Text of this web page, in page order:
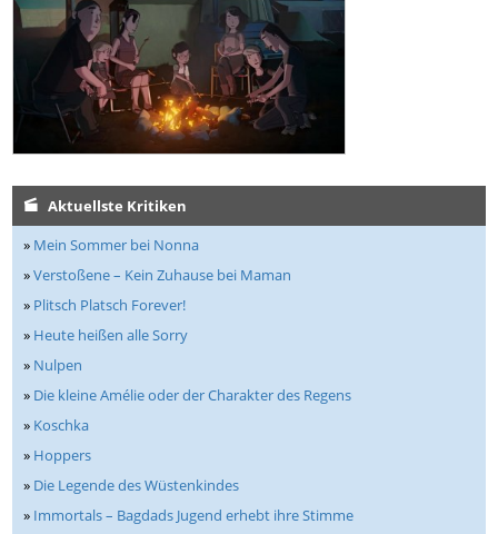
Aktuellste Kritiken
» Mein Sommer bei Nonna
»Verstoßene – Kein Zuhause bei Maman
» Plitsch Platsch Forever!
» Heute heißen alle Sorry
» Nulpen
» Die kleine Amélie oder der Charakter des Regens
» Koschka
» Hoppers
» Die Legende des Wüstenkindes
» Immortals – Bagdads Jugend erhebt ihre Stimme